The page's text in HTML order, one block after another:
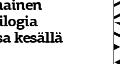
kesällä